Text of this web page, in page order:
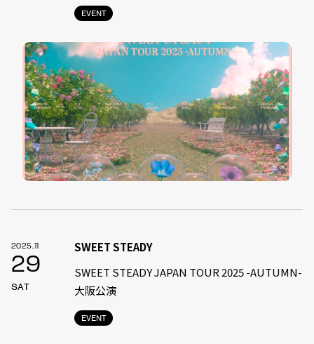
EVENT
2025.11
29
SAT
EVENT
SWEET STEADY
SWEET STEADY JAPAN TOUR 2025 -AUTUMN-
大阪公演